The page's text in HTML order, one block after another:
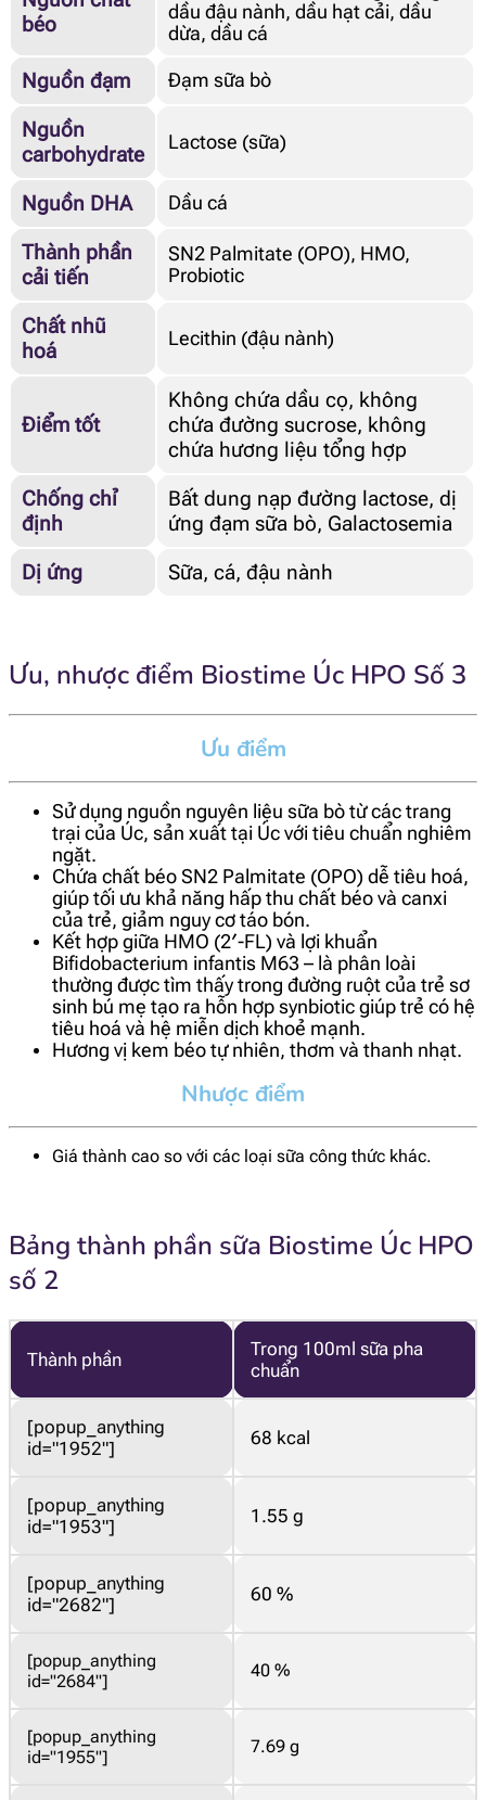
béo
dầu đậu nành, dầu hạt cải, dầu
dừa, dầu cá
Nguồn đạm Đạm sữa bò
Nguồn
carbohydrate
Lactose (sữa)
Nguồn DHA Dầu cá
Thành phần
cải tiến
SN2 Palmitate (OPO), HMO,
Probiotic
Chất nhũ
hoá
Lecithin (đậu nành)
Điểm tốt
Không chứa dầu cọ, không
chứa đường sucrose, không
chứa hương liệu tổng hợp
Chống chỉ
định
Bất dung nạp đường lactose, dị
ứng đạm sữa bò, Galactosemia
Dị ứng
Sữa, cá, đậu nành
Ưu, nhược điểm Biostime Úc HPO Số 3
Ưu điểm
Sử dụng nguồn nguyên liệu sữa bò từ các trang
trại của Úc, sản xuất tại Úc với tiêu chuẩn nghiêm
ngặt.
Chứa chất béo SN2 Palmitate (OPO) dễ tiêu hoá,
giúp tối ưu khả năng hấp thu chất béo và canxi
của trẻ, giảm nguy cơ táo bón.
Kết hợp giữa HMO (2′-FL) và lợi khuẩn
Bifidobacterium infantis M63 – là phân loài
thường được tìm thấy trong đường ruột của trẻ sơ
sinh bú mẹ tạo ra hỗn hợp synbiotic giúp trẻ có hệ
tiêu hoá và hệ miễn dịch khoẻ mạnh.
Hương vị kem béo tự nhiên, thơm và thanh nhạt.
Nhược điểm
Giá thành cao so với các loại sữa công thức khác.
Bảng thành phần sữa Biostime Úc HPO
số 2
Thành phần
Trong 100ml sữa pha
chuẩn
[popup_anything
id="1952"]
68 kcal
[popup_anything
id="1953"]
1.55 g
[popup_anything
id="2682"]
60 %
[popup_anything
id="2684"]
40 %
[popup_anything
id="1955"]
7.69 g